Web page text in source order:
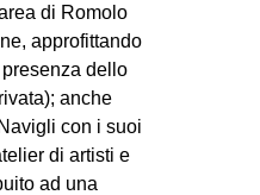
di Romolo
approfittando
dello
anche
con i suoi
di artisti e
ad una